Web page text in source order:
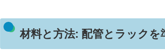
材料と方法: 配管とラックを